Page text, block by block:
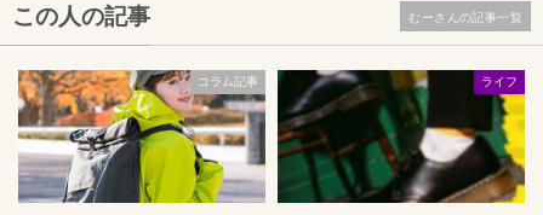
この人の記事
コラム記事 ライフ
むーさんの記事一覧